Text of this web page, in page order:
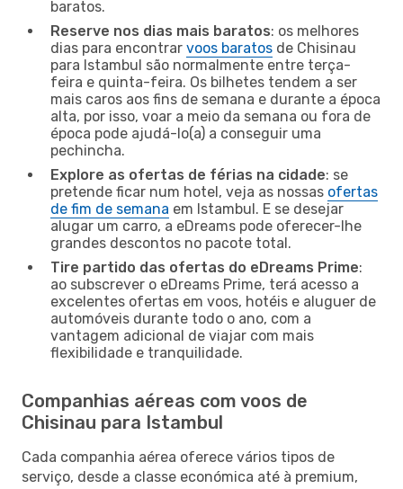
baratos.
Reserve nos dias mais baratos: os melhores
dias para encontrar voos baratos de Chisinau
para Istambul são normalmente entre terça-
feira e quinta-feira. Os bilhetes tendem a ser
mais caros aos fins de semana e durante a época
alta, por isso, voar a meio da semana ou fora de
época pode ajudá-lo(a) a conseguir uma
pechincha.
Explore as ofertas de férias na cidade: se
pretende ficar num hotel, veja as nossas ofertas
de fim de semana em Istambul. E se desejar
alugar um carro, a eDreams pode oferecer-lhe
grandes descontos no pacote total.
Tire partido das ofertas do eDreams Prime:
ao subscrever o eDreams Prime, terá acesso a
excelentes ofertas em voos, hotéis e aluguer de
automóveis durante todo o ano, com a
vantagem adicional de viajar com mais
flexibilidade e tranquilidade.
Companhias aéreas com voos de
Chisinau para Istambul
Cada companhia aérea oferece vários tipos de
serviço, desde a classe económica até à premium,